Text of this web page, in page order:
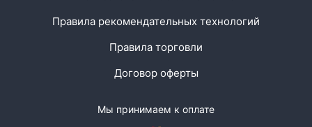
Правила рекомендательных технологий
Правила торговли
Договор оферты
Мы принимаем к оплате